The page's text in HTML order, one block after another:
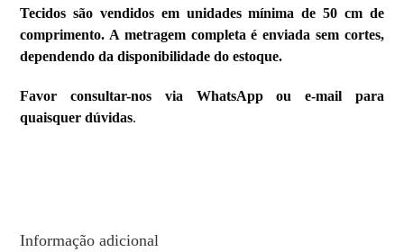
Tecidos são vendidos em unidades mínima de 50 cm de
comprimento. A metragem completa é enviada sem cortes,
dependendo da disponibilidade do estoque.
Favor consultar-nos via WhatsApp ou e-mail para
quaisquer dúvidas.
Informação adicional